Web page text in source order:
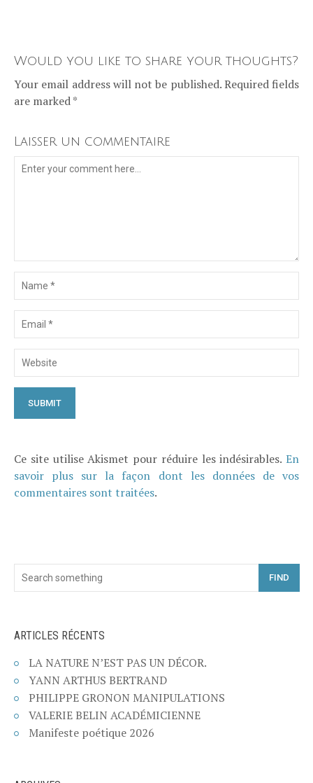
Would you like to share your thoughts?
Your email address will not be published. Required fields
are marked *
Laisser un commentaire
Ce site utilise Akismet pour réduire les indésirables. En
savoir plus sur la façon dont les données de vos
commentaires sont traitées.
FIND
ARTICLES RÉCENTS
LA NATURE N’EST PAS UN DÉCOR.
YANN ARTHUS BERTRAND
PHILIPPE GRONON MANIPULATIONS
VALERIE BELIN ACADÉMICIENNE
Manifeste poétique 2026